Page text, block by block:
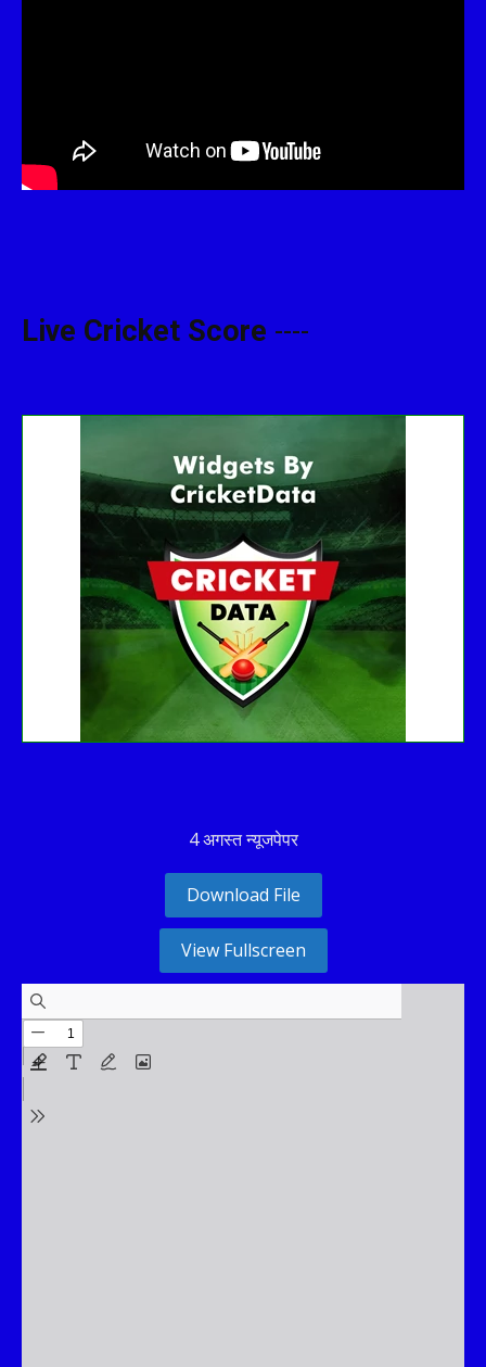
Live Cricket Score ----
No live matches found.
See recent results
See fixtures
4 अगस्त न्यूजपेपर
Download File
View Fullscreen